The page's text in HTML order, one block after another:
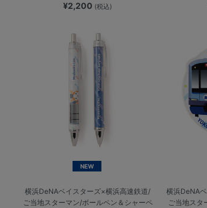
¥2,200 (税込)
NEW
横浜DeNAベイスターズ×横浜高速鉄道/
ご当地スターマン/ボールペン＆シャーペ
横浜DeNA
ご当地スタ